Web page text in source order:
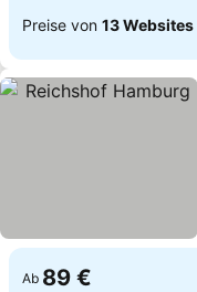
Preise von 13 Websites
Ab 89 €